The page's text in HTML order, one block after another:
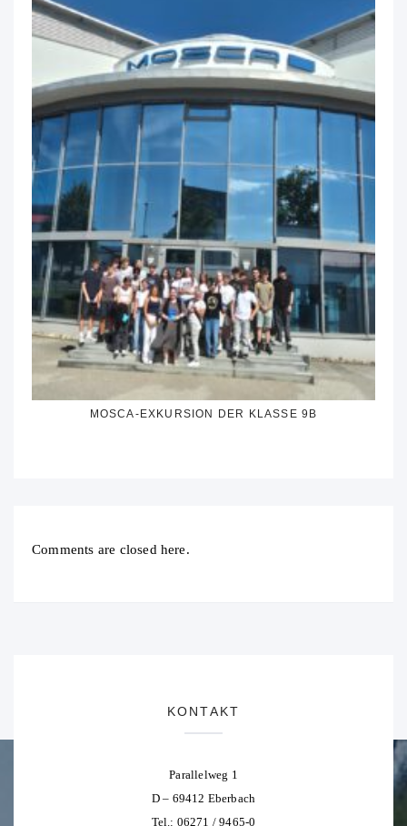
MOSCA-EXKURSION DER KLASSE 9B
Comments are closed here.
KONTAKT
Parallelweg 1
D – 69412 Eberbach
Tel.: 06271 / 9465-0